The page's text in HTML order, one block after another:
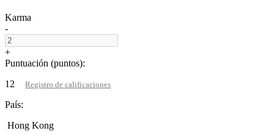
Karma
-
+
Puntuación (puntos):
12
Registro de calificaciones
País:
Hong Kong